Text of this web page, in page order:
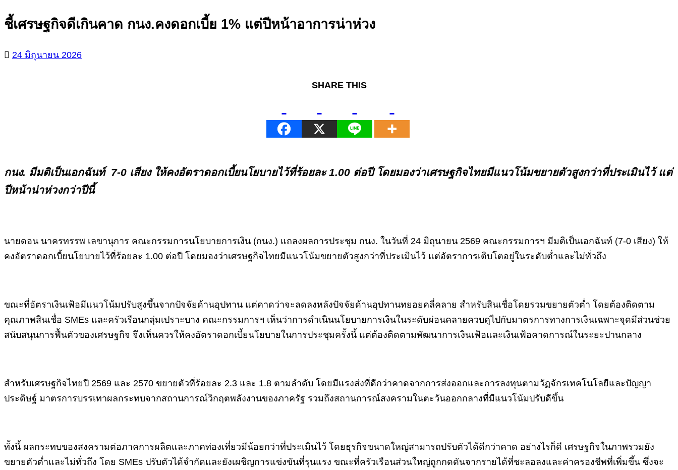
ชี้เศรษฐกิจดีเกินคาด กนง.คงดอกเบี้ย 1% แต่ปีหน้าอาการน่าห่วง
24 มิถุนายน 2026
SHARE THIS
กนง. มีมติเป็นเอกฉันท์ 7-0 เสียง ให้คงอัตราดอกเบี้ยนโยบายไว้ที่ร้อยละ 1.00 ต่อปี โดยมองว่าเศรษฐกิจไทยมีแนวโน้มขยายตัวสูงกว่าที่ประเมินไว้ แต่
ปีหน้าน่าห่วงกว่าปีนี้
นายดอน นาครทรรพ เลขานุการ คณะกรรมการนโยบายการเงิน (กนง.) แถลงผลการประชุม กนง. ในวันที่ 24 มิถุนายน 2569 คณะกรรมการฯ มีมติเป็นเอกฉันท์ (7-0 เสียง) ให้
คงอัตราดอกเบี้ยนโยบายไว้ที่ร้อยละ 1.00 ต่อปี โดยมองว่าเศรษฐกิจไทยมีแนวโน้มขยายตัวสูงกว่าที่ประเมินไว้ แต่อัตราการเติบโตอยู่ในระดับต่ำและไม่ทั่วถึง
ขณะที่อัตราเงินเฟ้อมีแนวโน้มปรับสูงขึ้นจากปัจจัยด้านอุปทาน แต่คาดว่าจะลดลงหลังปัจจัยด้านอุปทานทยอยคลี่คลาย สำหรับสินเชื่อโดยรวมขยายตัวต่ำ โดยต้องติดตาม
คุณภาพสินเชื่อ SMEs และครัวเรือนกลุ่มเปราะบาง คณะกรรมการฯ เห็นว่าการดำเนินนโยบายการเงินในระดับผ่อนคลายควบคู่ไปกับมาตรการทางการเงินเฉพาะจุดมีส่วนช่วย
สนับสนุนการฟื้นตัวของเศรษฐกิจ จึงเห็นควรให้คงอัตราดอกเบี้ยนโยบายในการประชุมครั้งนี้ แต่ต้องติดตามพัฒนาการเงินเฟ้อและเงินเฟ้อคาดการณ์ในระยะปานกลาง
สำหรับเศรษฐกิจไทยปี 2569 และ 2570 ขยายตัวที่ร้อยละ 2.3 และ 1.8 ตามลำดับ โดยมีแรงส่งที่ดีกว่าคาดจากการส่งออกและการลงทุนตามวัฏจักรเทคโนโลยีและปัญญา
ประดิษฐ์ มาตรการบรรเทาผลกระทบจากสถานการณ์วิกฤตพลังงานของภาครัฐ รวมถึงสถานการณ์สงครามในตะวันออกกลางที่มีแนวโน้มปรับดีขึ้น
ทั้งนี้ ผลกระทบของสงครามต่อภาคการผลิตและภาคท่องเที่ยวมีน้อยกว่าที่ประเมินไว้ โดยธุรกิจขนาดใหญ่สามารถปรับตัวได้ดีกว่าคาด อย่างไรก็ดี เศรษฐกิจในภาพรวมยัง
ขยายตัวต่ำและไม่ทั่วถึง โดย SMEs ปรับตัวได้จำกัดและยังเผชิญการแข่งขันที่รุนแรง ขณะที่ครัวเรือนส่วนใหญ่ถูกกดดันจากรายได้ที่ชะลอลงและค่าครองชีพที่เพิ่มขึ้น ซึ่งจะ